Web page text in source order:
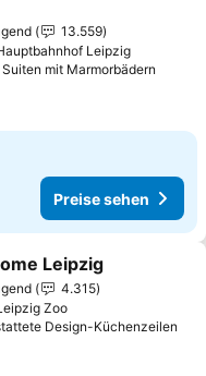
13.559
Leipzig
mit Marmorbädern
Preise sehen
hinzufügen
Leipzig
4.315
Zoo
Design-Küchenzeilen